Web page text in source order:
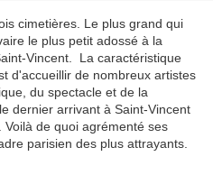
cimetières. Le plus grand qui
le plus petit adossé à la
Vincent. La caractéristique
d'accueillir de nombreux artistes
du spectacle et de la
dernier arrivant à Saint-Vincent
de quoi agrémenté ses
parisien des plus attrayants.